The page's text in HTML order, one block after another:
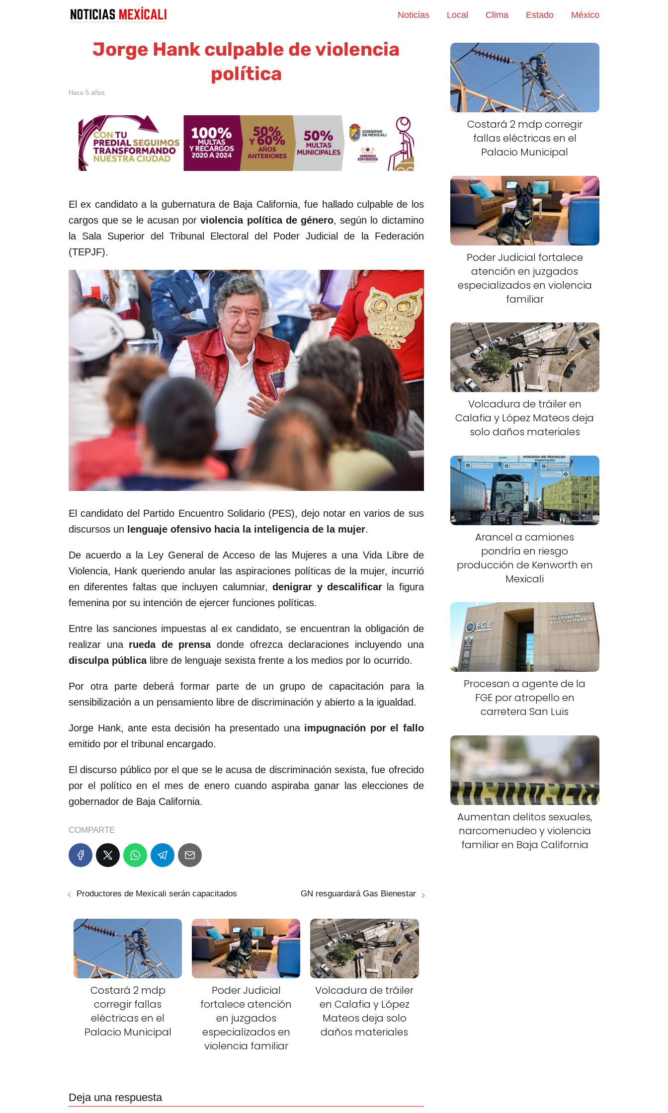
Noticias Local Clima Estado México
Jorge Hank culpable de violencia
política
hace 5 años
El ex candidato a la gubernatura de Baja California, fue hallado culpable de los
cargos que se le acusan porviolencia política de género, según lo dictamino
la Sala Superior del Tribunal Electoral del Poder Judicial de la Federación
(TEPJF).
El candidato del Partido Encuentro Solidario (PES), dejo notar en varios de sus
discursos un lenguaje ofensivo hacia la inteligencia de la mujer.
De acuerdo a la Ley General de Acceso de las Mujeres a una Vida Libre de
Violencia, Hank queriendo anular las aspiraciones políticas de la mujer, incurrió
en diferentes faltas que incluyen calumniar,denigrar y descalificarla figura
femenina por su intención de ejercer funciones políticas.
Entre las sanciones impuestas al ex candidato, se encuentran la obligación de
realizar una rueda de prensadonde ofrezca declaraciones incluyendo una
disculpa públicalibre de lenguaje sexista frente a los medios por lo ocurrido.
Por otra parte deberá formar parte de un grupo de capacitación para la
sensibilización a un pensamiento libre de discriminación y abierto a la igualdad.
Jorge Hank, ante esta decisión ha presentado una impugnación por el fallo
emitido por el tribunal encargado.
El discurso público por el que se le acusa de discriminación sexista, fue ofrecido
por el político en el mes de enero cuando aspiraba ganar las elecciones de
gobernador de Baja California.
COMPARTE
Productores de Mexicali serán capacitados GN resguardará Gas Bienestar
Costará 2 mdp
corregir fallas
eléctricas en el
Palacio Municipal
Poder Judicial
fortalece atención
en juzgados
especializados en
violencia familiar
Volcadura de tráiler
en Calafia y López
Mateos deja solo
daños materiales
Deja una respuesta
Costará 2 mdp corregir
fallas eléctricas en el
Palacio Municipal
Poder Judicial fortalece
atención en juzgados
especializados en violencia
familiar
Volcadura de tráiler en
Calafia y López Mateos deja
solo daños materiales
Arancel a camiones
pondría en riesgo
producción de Kenworth en
Mexicali
Procesan a agente de la
FGE por atropello en
carretera San Luis
Aumentan delitos sexuales,
narcomenudeo y violencia
familiar en Baja California